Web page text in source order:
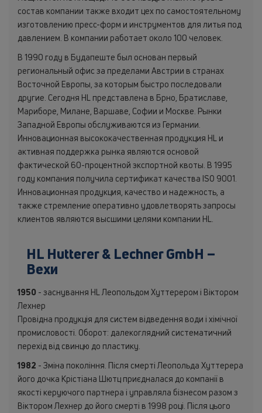
состав компании также входит цех по самостоятельному
изготовлению пресс-форм и инструментов для литья под
давлением. В компании работает около 100 человек.
В 1990 году в Будапеште был основан первый
региональный офис за пределами Австрии в странах
Восточной Европы, за которым быстро последовали
другие. Сегодня HL представлена в Брно, Братиславе,
Мариборе, Милане, Варшаве, Софии и Москве. Рынки
Западной Европы обслуживаются из Германии.
Инновационная высококачественная продукция HL и
активная поддержка рынка являются основой
фактической 60-процентной экспортной квоты. В 1995
году компания получила сертификат качества ISO 9001.
Инновационная продукция, качество и надежность, а
также стремление оперативно удовлетворять запросы
клиентов являются высшими целями компании HL.
HL Hutterer & Lechner GmbH –
Вехи
1950 - заснування HL Леопольдом Хуттерером і Віктором
Лехнер
Провідна продукція для систем відведення води і хімічної
промисловості. Оборот: далекоглядний систематичний
перехід від свинцю до пластику.
1982 - Зміна покоління. Після смерті Леопольда Хуттерера
його дочка Крістіана Шютц приєдналася до компанії в
якості керуючого партнера і управляла бізнесом разом з
Віктором Лехнер до його смерті в 1998 році. Після цього